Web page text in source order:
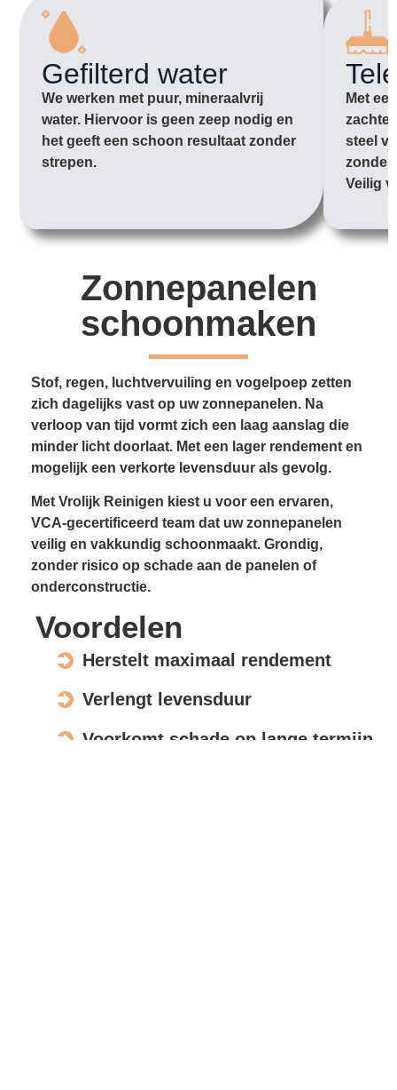
Gefilterd water
We werken met puur, mineraalvrij
water. Hiervoor is geen zeep nodig en
het geeft een schoon resultaat zonder
strepen.
Met
zachte
steel
zonder
Veilig
Zonnepanelen
schoonmaken
Stof, regen, luchtvervuiling en vogelpoep zetten
zich dagelijks vast op uw zonnepanelen. Na
verloop van tijd vormt zich een laag aanslag die
minder licht doorlaat. Met een lager rendement en
mogelijk een verkorte levensduur als gevolg.
Met Vrolijk Reinigen kiest u voor een ervaren,
VCA-gecertificeerd team dat uw zonnepanelen
veilig en vakkundig schoonmaakt. Grondig,
zonder risico op schade aan de panelen of
onderconstructie.
Voordelen
Herstelt maximaal rendement
Verlengt levensduur
Voorkomt schade op lange termijn